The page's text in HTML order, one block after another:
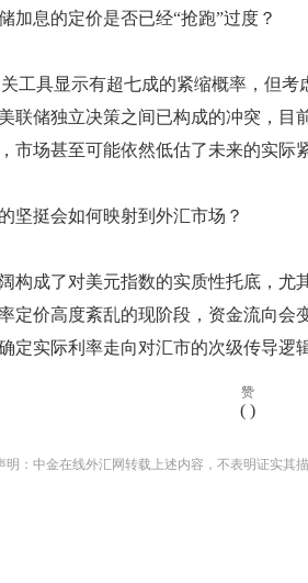
息的定价是否已经“抢跑”过度？
具显示有超七成的紧缩概率，但考
联储独立决策之间已构成的冲突，目
市场甚至可能依然低估了未来的实际
挺会如何映射到外汇市场？
成了对美元指数的实质性托底，尤其
定价高度紊乱的现阶段，资金流向会
定实际利率走向对汇市的次级传导逻
赞
( )
明：中金在线外汇网转载上述内容，不表明证实其